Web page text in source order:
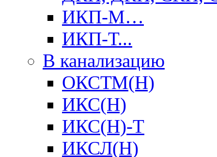
ИКП-М…
ИКП-Т...
В канализацию
ОКСТМ(Н)
ИКС(Н)
ИКС(Н)-Т
ИКСЛ(Н)